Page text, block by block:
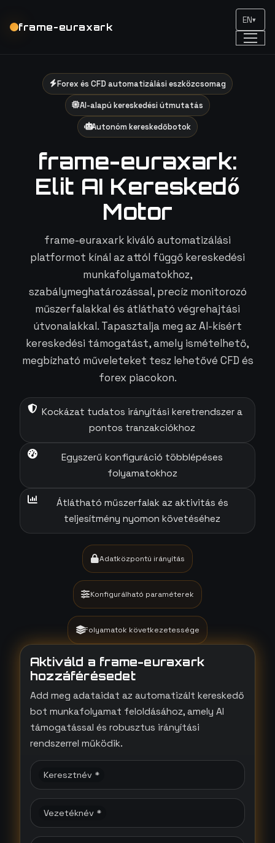
frame-euraxark
EN▾
Forex és CFD automatizálási eszközcsomag
AI-alapú kereskedési útmutatás
Autonóm kereskedőbotok
frame-euraxark:
Elit AI Kereskedő
Motor
frame-euraxark kiváló automatizálási
platformot kínál az attól függő kereskedési
munkafolyamatokhoz,
szabálymeghatározással, precíz monitorozó
műszerfalakkal és átlátható végrehajtási
útvonalakkal. Tapasztalja meg az AI-kísért
kereskedési támogatást, amely ismételhető,
megbízható műveleteket tesz lehetővé CFD és
forex piacokon.
Kockázat tudatos irányítási keretrendszer a
pontos tranzakciókhoz
Egyszerű konfiguráció többlépéses
folyamatokhoz
Átlátható műszerfalak az aktivitás és
teljesítmény nyomon követéséhez
Adatközpontú irányítás
Konfigurálható paraméterek
Folyamatok következetessége
Aktiváld a frame-euraxark
hozzáférésedet
Add meg adataidat az automatizált kereskedő
bot munkafolyamat feloldásához, amely AI
támogatással és robusztus irányítási
rendszerrel működik.
Keresztnév *
Vezetéknév *